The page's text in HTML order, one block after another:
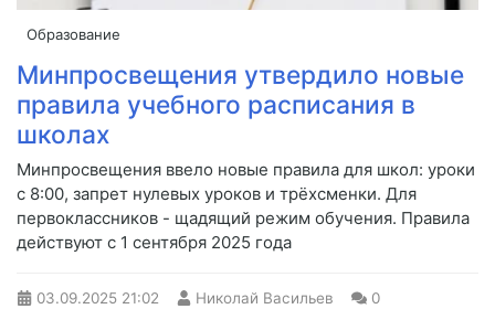
Образование
Минпросвещения утвердило новые
правила учебного расписания в
школах
Минпросвещения ввело новые правила для школ: уроки
с 8:00, запрет нулевых уроков и трёхсменки. Для
первоклассников - щадящий режим обучения. Правила
действуют с 1 сентября 2025 года
03.09.2025 21:02 Николай Васильев 0